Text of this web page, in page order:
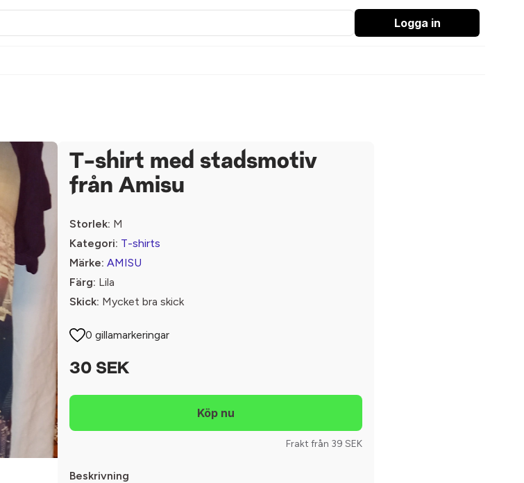
Logga in
T-shirt med stadsmotiv
från Amisu
Storlek: M
Kategori: T-shirts
Märke: AMISU
Färg: Lila
Skick: Mycket bra skick
0 gillamarkeringar
30 SEK
Frakt från 39 SEK
Beskrivning